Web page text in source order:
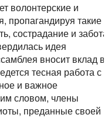
волонтерские и
пропагандируя такие
сострадание и
идея
вносит вклад в
тесная работа с
и важное
словом, члены
преданные своей